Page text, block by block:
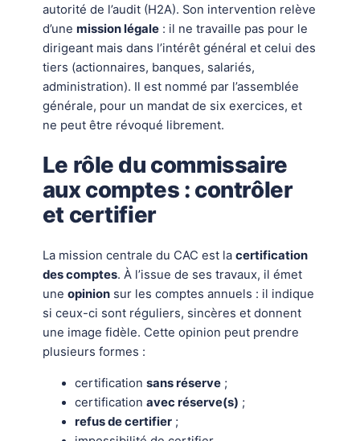
autorité de l’audit (H2A). Son intervention relève
d’une mission légale: il ne travaille pas pour le
dirigeant mais dans l’intérêt général et celui des
tiers (actionnaires, banques, salariés,
administration). Il est nommé par l’assemblée
générale, pour un mandat de six exercices, et
ne peut être révoqué librement.
Le rôle du commissaire
aux comptes : contrôler
et certifier
La mission centrale du CAC est la certification
des comptes. À l’issue de ses travaux, il émet
une opinionsur les comptes annuels : il indique
si ceux-ci sont réguliers, sincères et donnent
une image fidèle. Cette opinion peut prendre
plusieurs formes :
certification sans réserve;
certification avec réserve(s) ;
refus de certifier;